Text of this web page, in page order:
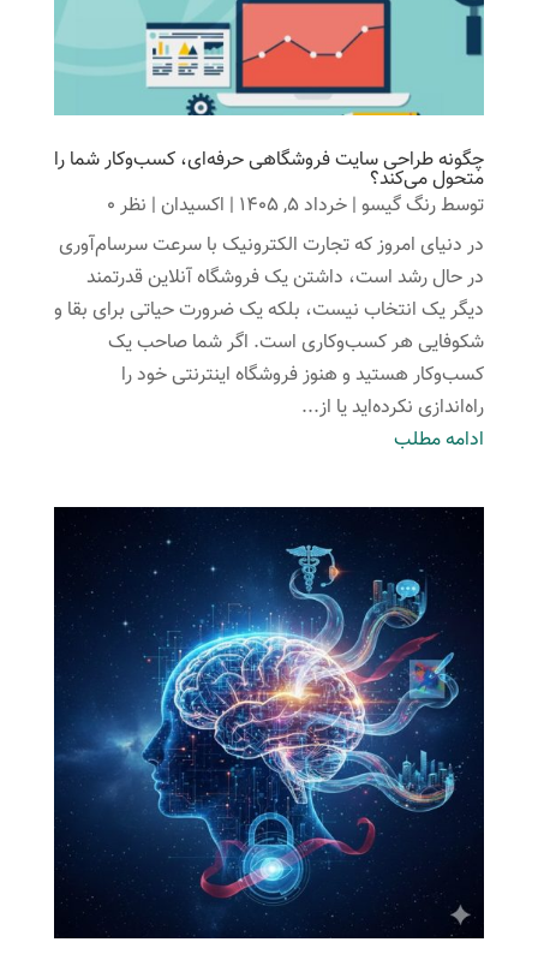
چگونه طراحی سایت فروشگاهی حرفه‌ای، کسب‌وکار شما را
متحول می‌کند؟
توسطرنگ گیسو| خرداد 5, 1405 | اکسیدان| نظر 0
در دنیای امروز که تجارت الکترونیک با سرعت سرسام‌آوری
در حال رشد است، داشتن یک فروشگاه آنلاین قدرتمند
دیگر یک انتخاب نیست، بلکه یک ضرورت حیاتی برای بقا و
شکوفایی هر کسب‌وکاری است. اگر شما صاحب یک
کسب‌وکار هستید و هنوز فروشگاه اینترنتی خود را
راه‌اندازی نکرده‌اید یا از...
ادامه مطلب